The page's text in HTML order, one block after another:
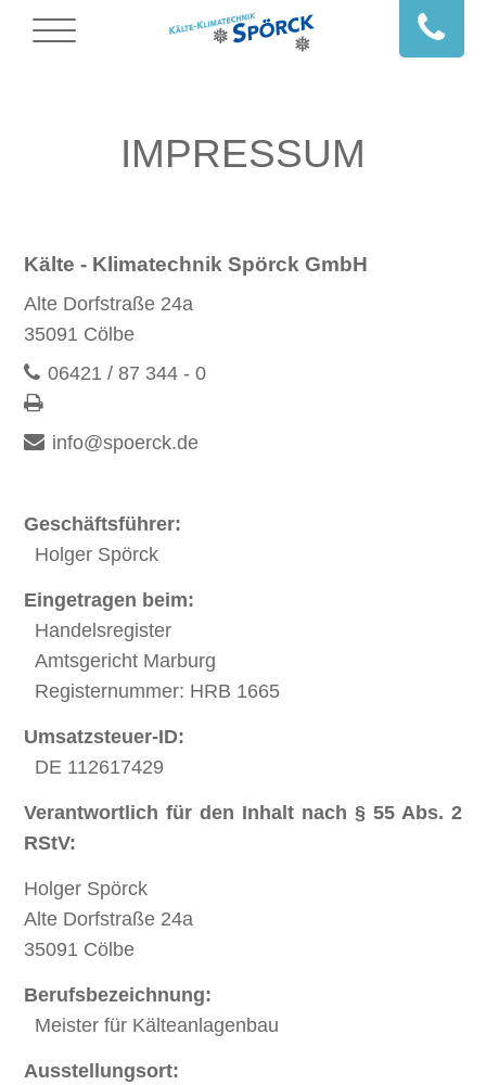
IMPRESSUM
Kälte - Klimatechnik Spörck GmbH
Alte Dorfstraße 24a
35091 Cölbe
06421 / 87 344 - 0
info@spoerck.de
Geschäftsführer:
Holger Spörck
Eingetragen beim:
Handelsregister
Amtsgericht Marburg
Registernummer: HRB 1665
Umsatzsteuer-ID:
DE 112617429
Verantwortlich für den Inhalt nach § 55 Abs. 2
RStV:
Holger Spörck
Alte Dorfstraße 24a
35091 Cölbe
Berufsbezeichnung:
Meister für Kälteanlagenbau
Ausstellungsort: